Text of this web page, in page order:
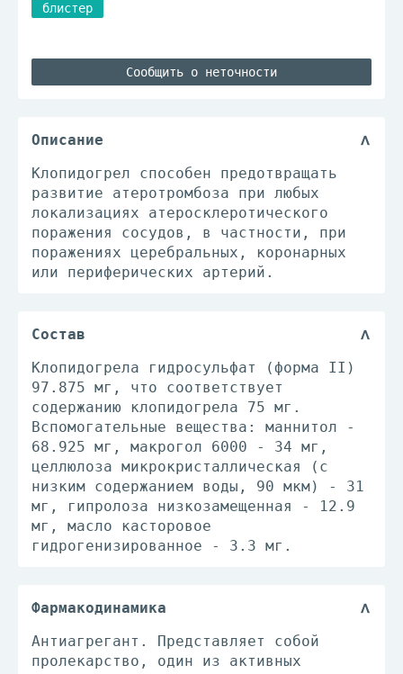
блистер
Сообщить о неточности
Описание
Клопидогрел способен предотвращать
развитие атеротромбоза при любых
локализациях атеросклеротического
поражения сосудов, в частности, при
поражениях церебральных, коронарных
или периферических артерий.
Состав
Клопидогрела гидросульфат (форма II)
97.875 мг, что соответствует
содержанию клопидогрела 75 мг.
Вспомогательные вещества: маннитол -
68.925 мг, макрогол 6000 - 34 мг,
целлюлоза микрокристаллическая (с
низким содержанием воды, 90 мкм) - 31
мг, гипролоза низкозамещенная - 12.9
мг, масло касторовое
гидрогенизированное - 3.3 мг.
Фармакодинамика
Антиагрегант. Представляет собой
пролекарство, один из активных